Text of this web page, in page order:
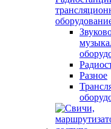
Разное